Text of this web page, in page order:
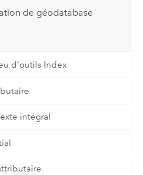
de géodatabase
d'outils Index
intégral